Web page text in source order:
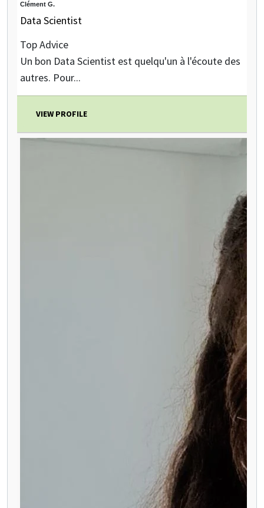
Clément G.
Data Scientist
Top Advice
Un bon Data Scientist est quelqu'un à l'écoute des
autres. Pour...
VIEW PROFILE